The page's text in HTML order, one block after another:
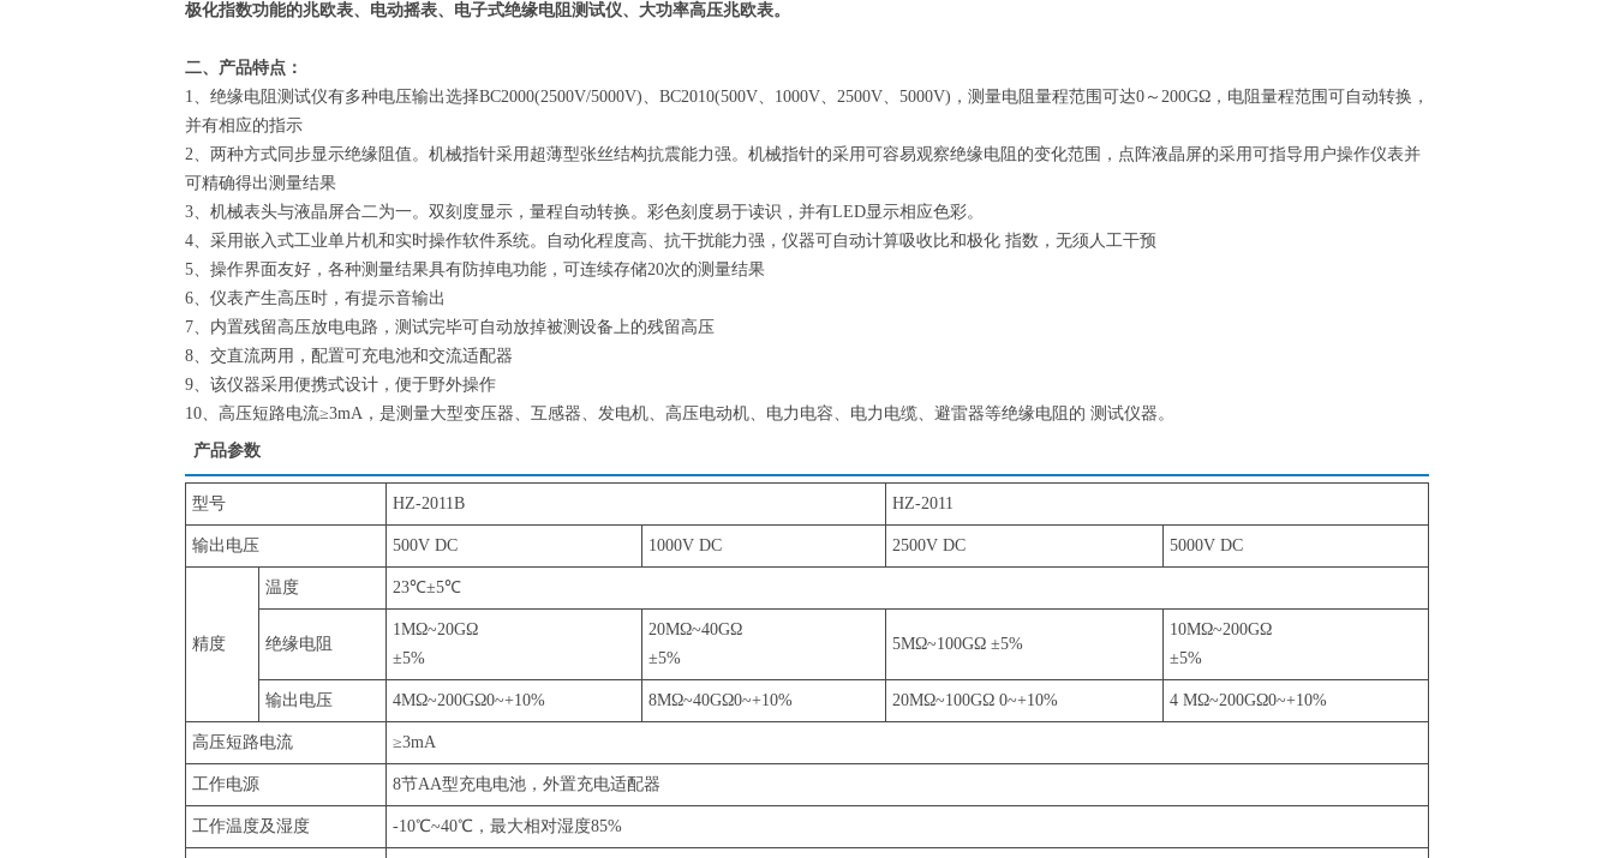
极化指数功能的兆欧表、电动摇表、电子式绝缘电阻测试仪、大功率高压兆欧表。
二、产品特点：
1、绝缘电阻测试仪有多种电压输出选择BC2000(2500V/5000V)、BC2010(500V、1000V、2500V、5000V)，测量电阻量程范围可达0～200GΩ，电阻量程范围可自动转换，
并有相应的指示
2、两种方式同步显示绝缘阻值。机械指针采用超薄型张丝结构抗震能力强。机械指针的采用可容易观察绝缘电阻的变化范围，点阵液晶屏的采用可指导用户操作仪表并
可精确得出测量结果
3、机械表头与液晶屏合二为一。双刻度显示，量程自动转换。彩色刻度易于读识，并有LED显示相应色彩。
4、采用嵌入式工业单片机和实时操作软件系统。自动化程度高、抗干扰能力强，仪器可自动计算吸收比和极化 指数，无须人工干预
5、操作界面友好，各种测量结果具有防掉电功能，可连续存储20次的测量结果
6、仪表产生高压时，有提示音输出
7、内置残留高压放电电路，测试完毕可自动放掉被测设备上的残留高压
8、交直流两用，配置可充电池和交流适配器
9、该仪器采用便携式设计，便于野外操作
10、高压短路电流≥3mA，是测量大型变压器、互感器、发电机、高压电动机、电力电容、电力电缆、避雷器等绝缘电阻的 测试仪器。
产品参数
型号 HZ-2011B HZ-2011
输出电压 500V DC 1000V DC 2500V DC 5000V DC
精度
温度 23℃±5℃
绝缘电阻
1MΩ~20GΩ
±5%
20MΩ~40GΩ
±5%
5MΩ~100GΩ ±5%
10MΩ~200GΩ
±5%
输出电压 4MΩ~200GΩ0~+10% 8MΩ~40GΩ0~+10% 20MΩ~100GΩ 0~+10% 4 MΩ~200GΩ0~+10%
高压短路电流 ≥3mA
工作电源 8节AA型充电电池，外置充电适配器
工作温度及湿度 -10℃~40℃，最大相对湿度85%